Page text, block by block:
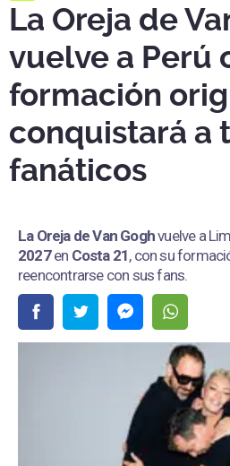
La Oreja de
vuelve a Perú
formación
conquistará a
fanáticos
La Oreja de Van Goghvuelve a
2027en Costa 21, con su
reencontrarse con sus fans.